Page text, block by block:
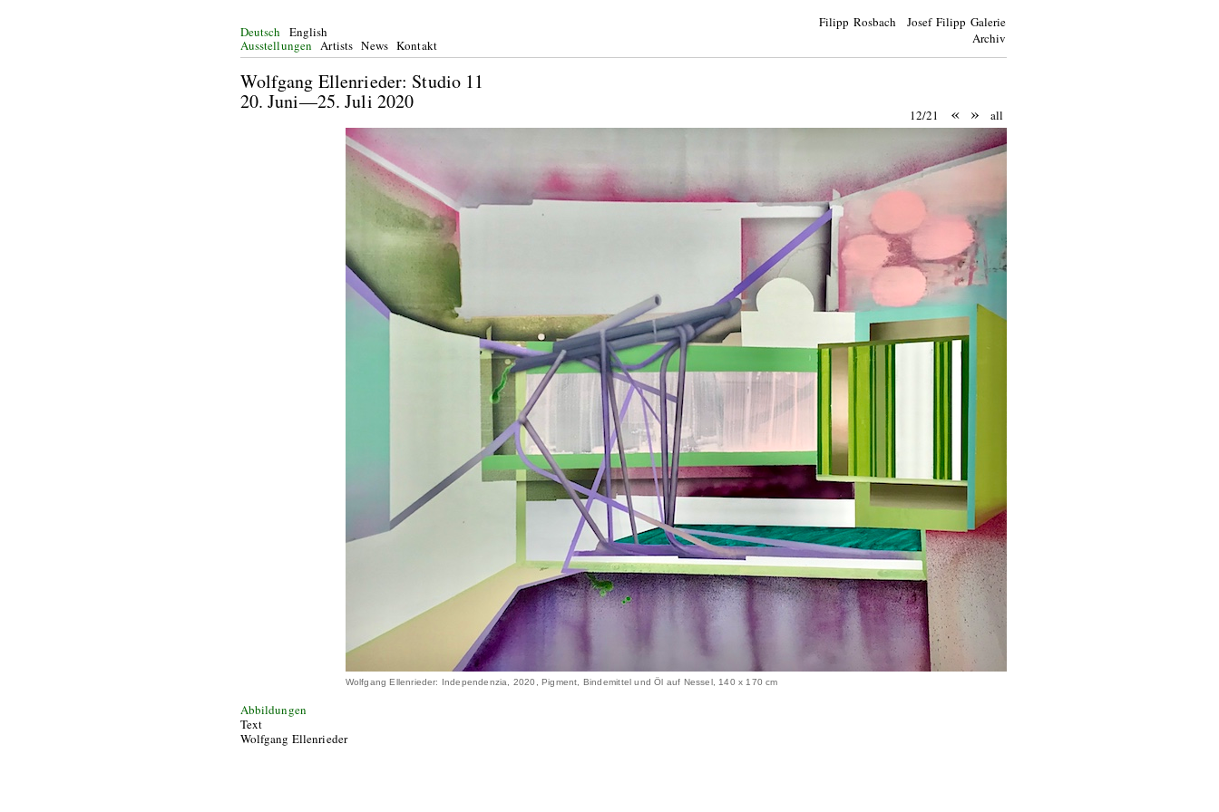
Filipp Rosbach Josef Filipp Galerie
Archiv
Deutsch
English
Ausstellungen Artists News Kontakt
Wolfgang Ellenrieder: Studio 11
20. Juni—25. Juli 2020
12/21 « » all
Wolfgang Ellenrieder: Independenzia, 2020, Pigment, Bindemittel und Öl auf Nessel, 140 x 170 cm
Abbildungen
Text
Wolfgang Ellenrieder